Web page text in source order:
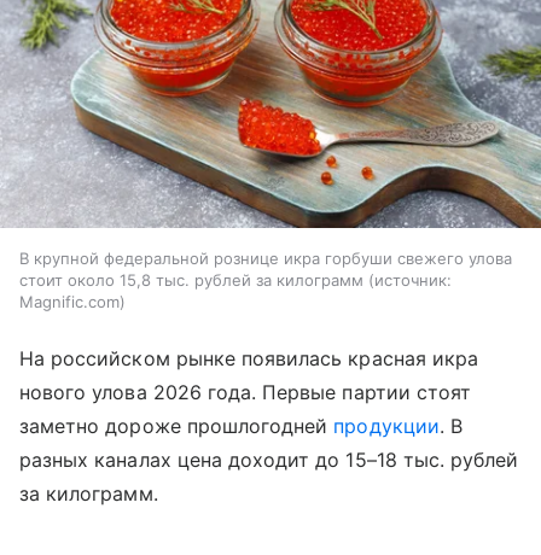
В крупной федеральной рознице икра горбуши свежего улова
стоит около 15,8 тыс. рублей за килограмм
источник:
Magnific.com
На российском рынке появилась красная икра
нового улова 2026 года. Первые партии стоят
заметно дороже прошлогодней продукции. В
разных каналах цена доходит до 15–18 тыс. рублей
за килограмм.